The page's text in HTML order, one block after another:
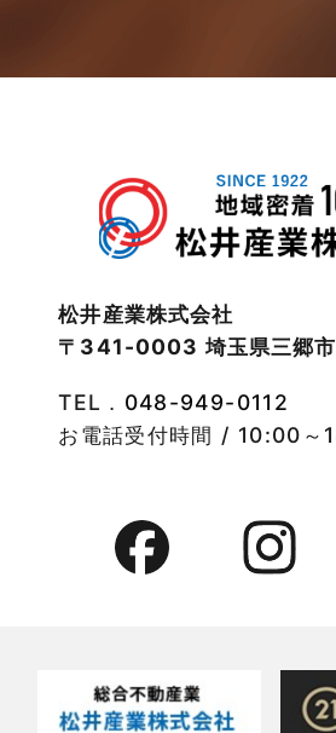
注文住宅施工事例
物件検索
物件特集
竹ノ塚店-ブログ
貸倉庫・その他
2022年11月
2022年9月
2022年8月
2022年6月
2022年3月
松井産業株式会社
〒341-0003 埼玉県三郷
TEL． 048-949-0112
お電話受付時間 / 10:00～